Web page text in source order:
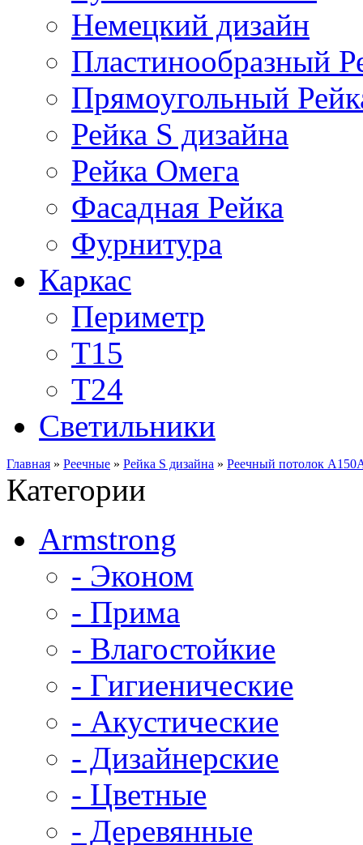
Немецкий дизайн
Пластинообразный
Прямоугольный
Рейка S дизайна
Рейка Омега
Фасадная Рейка
Фурнитура
Каркас
Периметр
Т15
Т24
Светильники
Главная » Реечные » Рейка S дизайна » Реечный потолок
Категории
Armstrong
- Эконом
- Прима
- Влагостойкие
- Гигиенические
- Акустические
- Дизайнерские
- Цветные
- Деревянные